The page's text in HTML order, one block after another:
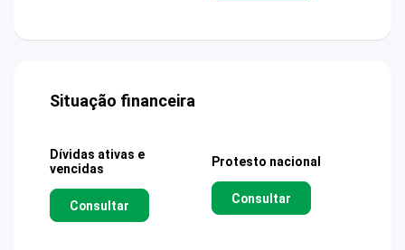
Situação financeira
Dívidas ativas e
vencidas
Consultar
Protesto nacional
Consultar